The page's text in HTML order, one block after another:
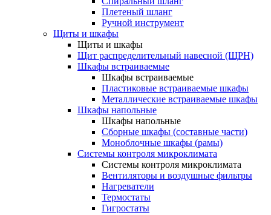
Плетеный шланг
Ручной инструмент
Щиты и шкафы
Щиты и шкафы
Щит распределительный навесной (ЩРН)
Шкафы встраиваемые
Шкафы встраиваемые
Пластиковые встраиваемые шкафы
Металлические встраиваемые шкафы
Шкафы напольные
Шкафы напольные
Сборные шкафы (составные части)
Моноблочные шкафы (рамы)
Системы контроля микроклимата
Системы контроля микроклимата
Вентиляторы и воздушные фильтры
Нагреватели
Термостаты
Гигростаты